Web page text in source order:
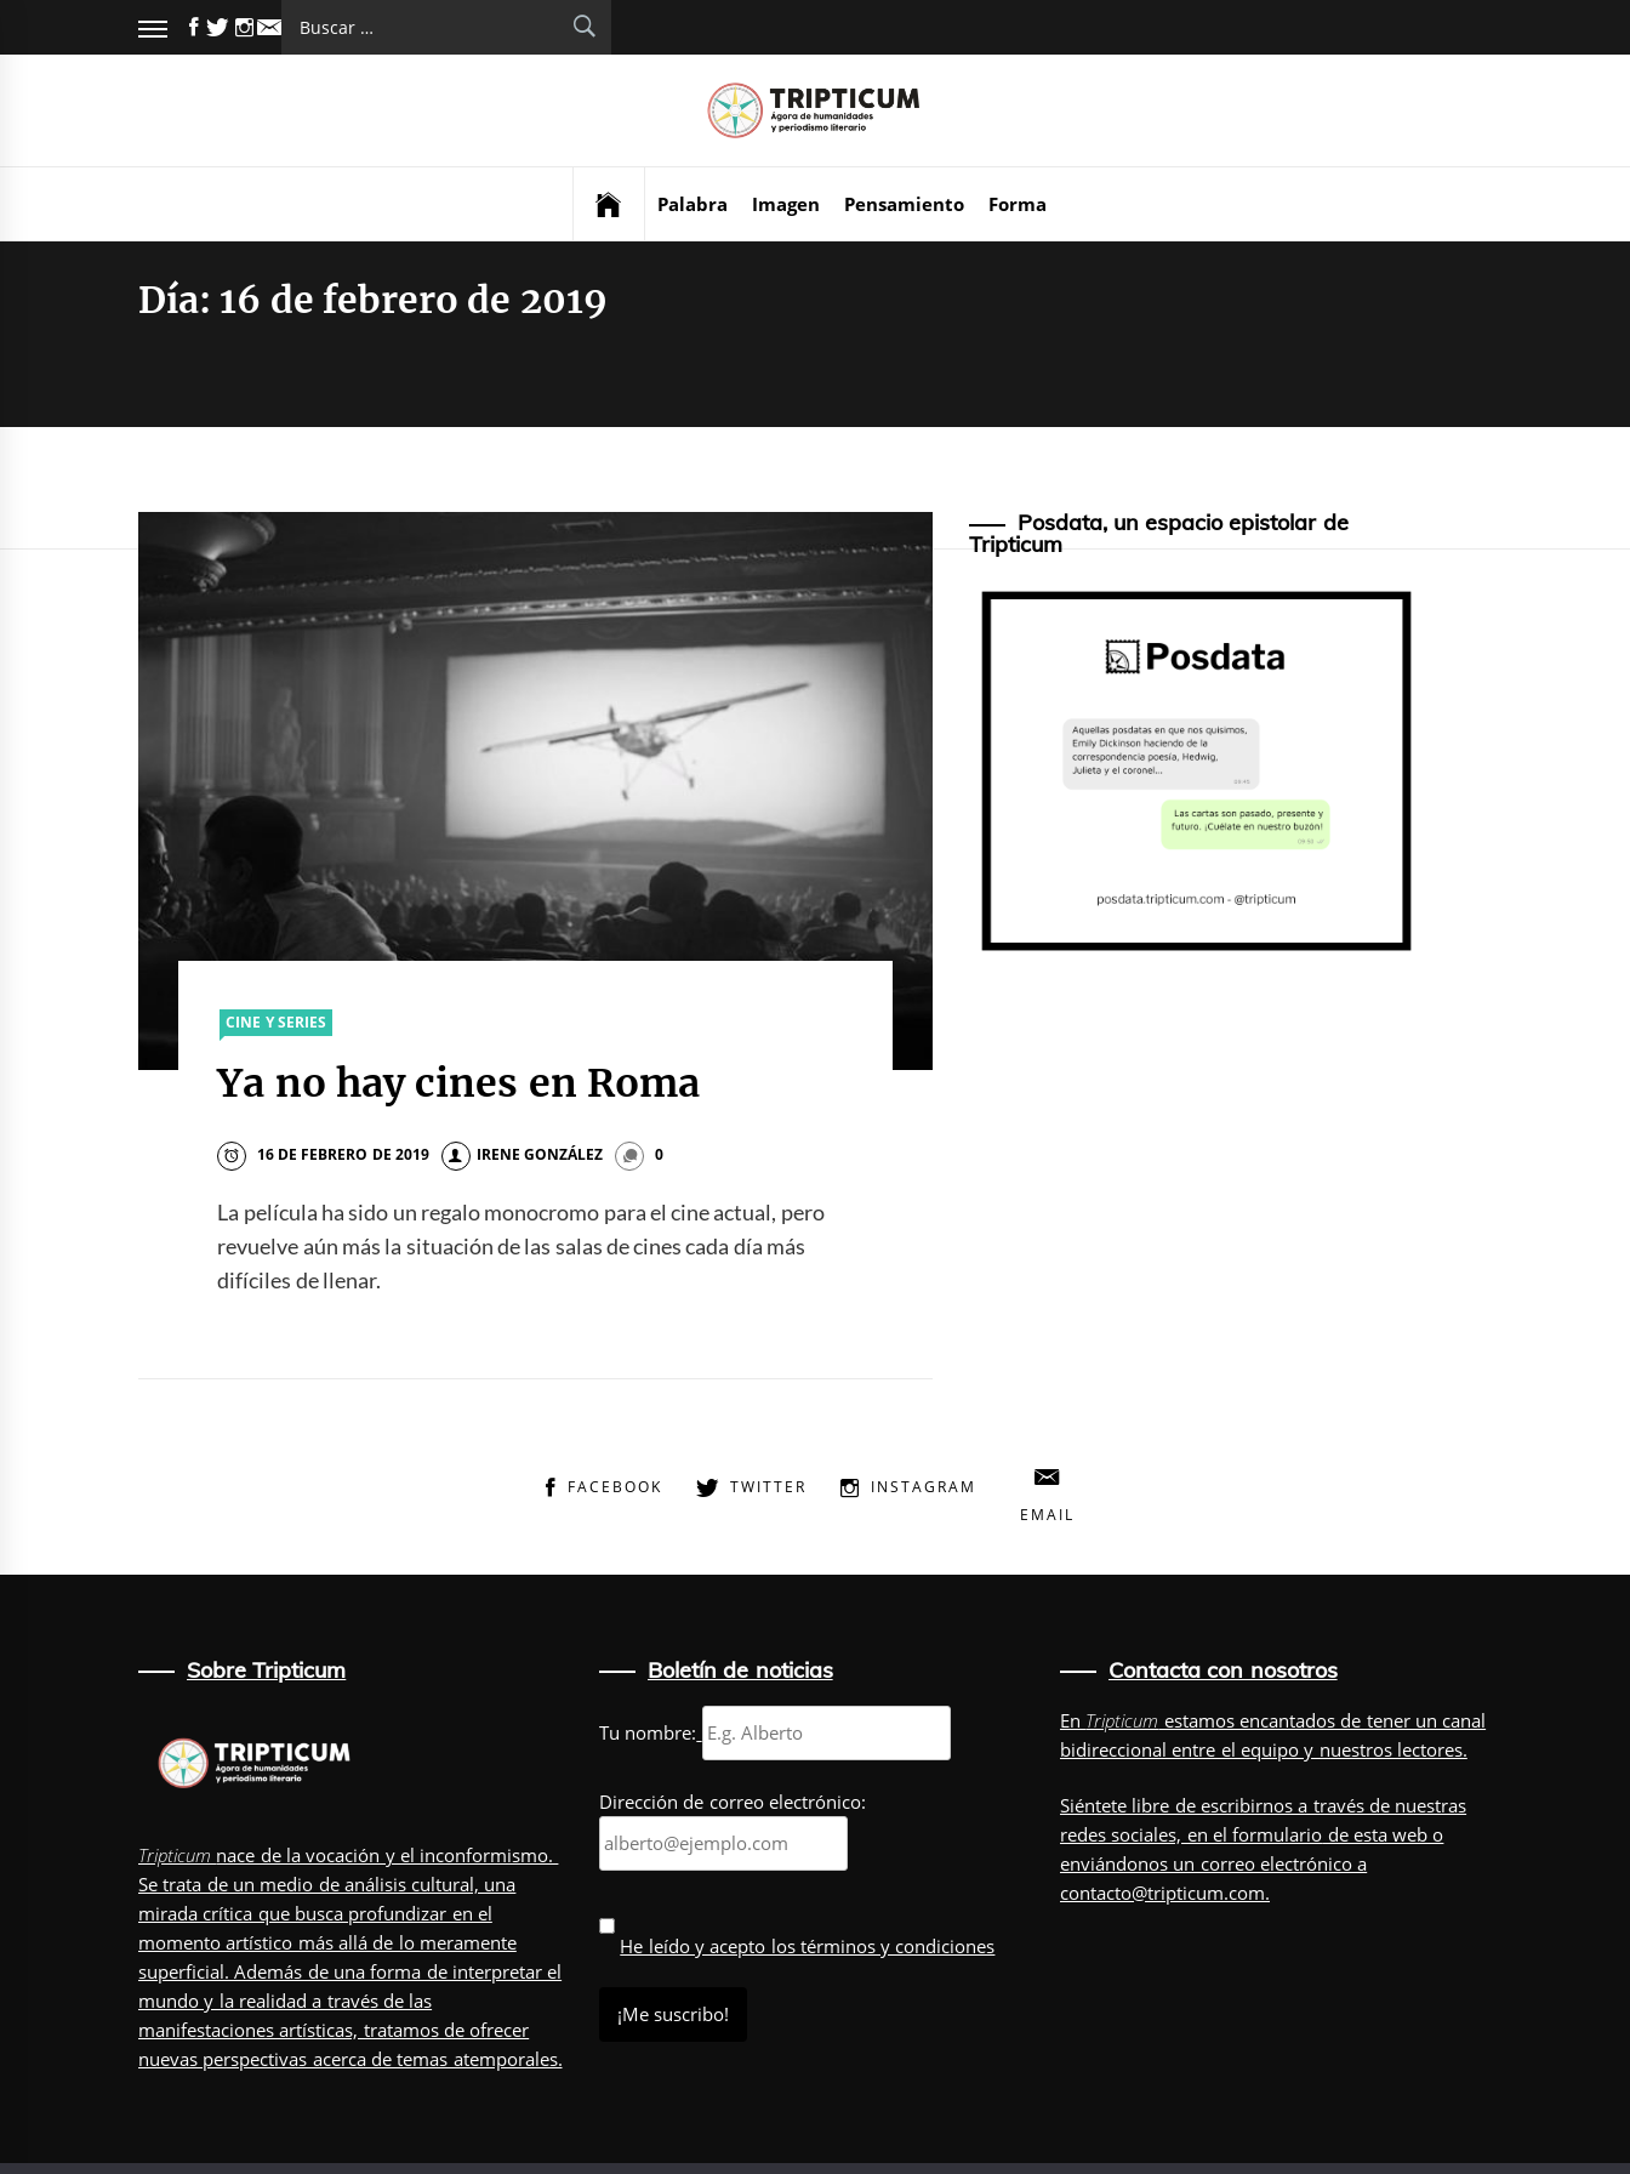
FACEBOOK
TWITTER
INSTAGRAM
Buscar:
Palabra Imagen Pensamiento Forma
Día: 16 de febrero de 2019
CINE Y SERIES
Ya no hay cines en Roma
16 DE FEBRERO DE 2019 IRENE GONZÁLEZ 0
La película ha sido un regalo monocromo para el cine actual, pero
revuelve aún más la situación de las salas de cines cada día más
difíciles de llenar.
Posdata, un espacio epistolar de
Tripticum
FACEBOOK TWITTER
INSTAGRAM
EMAIL
Sobre Tripticum
Tripticum nace de la vocación y el inconformismo.
Se trata de un medio de análisis cultural, una
mirada crítica que busca profundizar en el
momento artístico más allá de lo meramente
superficial. Además de una forma de interpretar el
mundo y la realidad a través de las
manifestaciones artísticas, tratamos de ofrecer
nuevas perspectivas acerca de temas atemporales.
Boletín de noticias
Tu nombre:
Dirección de correo electrónico:
He leído y acepto los términos y condiciones
Contacta con nosotros
En Tripticum estamos encantados de tener un canal
bidireccional entre el equipo y nuestros lectores.
Siéntete libre de escribirnos a través de nuestras
redes sociales, en elformulario de esta web o
enviándonos un correo electrónico a
contacto@tripticum.com.